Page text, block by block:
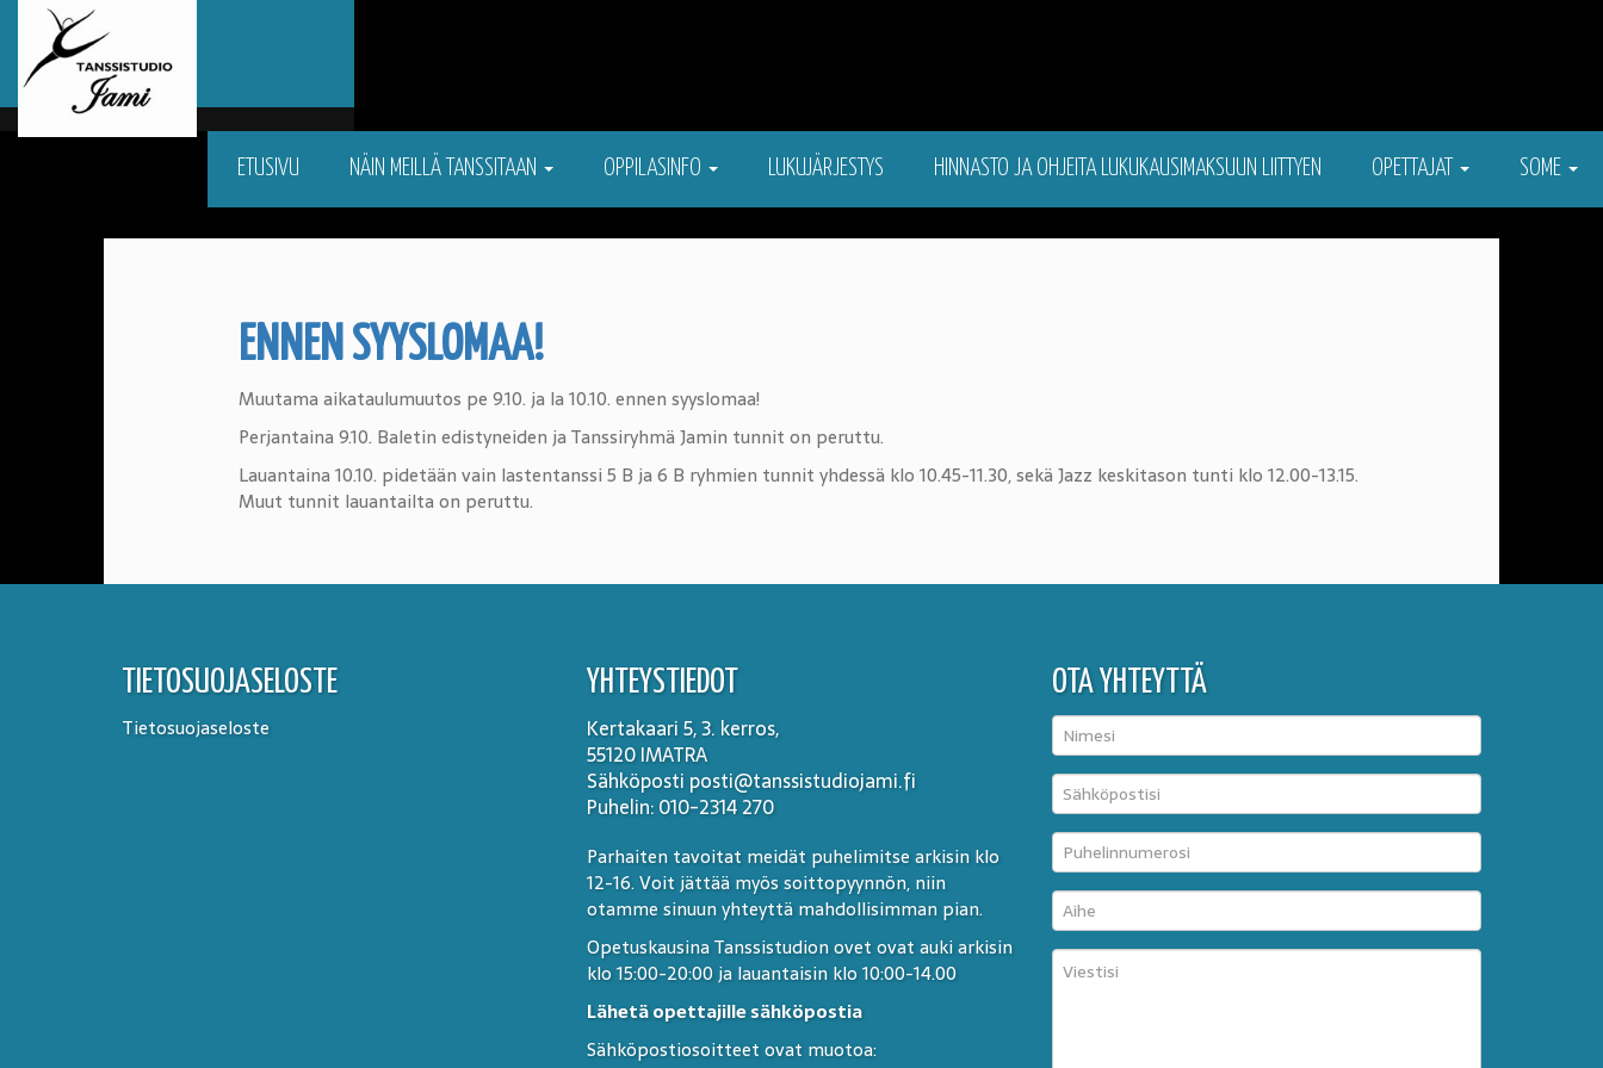
ETUSIVU NÄIN MEILLÄ TANSSITAAN OPPILASINFO LUKUJÄRJESTYS HINNASTO JA OHJEITA LUKUKAUSIMAKSUUN LIITTYEN OPETTAJAT SOME
ENNEN SYYSLOMAA!
Muutama aikataulumuutos pe 9.10. ja la 10.10. ennen syyslomaa!
Perjantaina 9.10. Baletin edistyneiden ja Tanssiryhmä Jamin tunnit on peruttu.
Lauantaina 10.10. pidetään vain lastentanssi 5 B ja 6 B ryhmien tunnit yhdessä klo 10.45-11.30, sekä Jazz keskitason tunti klo 12.00-13.15.
Muut tunnit lauantailta on peruttu.
TIETOSUOJASELOSTE
Tietosuojaseloste
YHTEYSTIEDOT
Kertakaari 5, 3. kerros,
55120 IMATRA
Sähköposti posti@tanssistudiojami.fi
Puhelin: 010-2314 270
Parhaiten tavoitat meidät puhelimitse arkisin klo
12-16. Voit jättää myös soittopyynnön, niin
otamme sinuun yhteyttä mahdollisimman pian.
Opetuskausina Tanssistudion ovet ovat auki arkisin
klo 15:00-20:00 ja lauantaisin klo 10:00-14.00
Lähetä opettajille sähköpostia
Sähköpostiosoitteet ovat muotoa:
OTA YHTEYTTÄ